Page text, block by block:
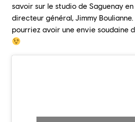
savoir sur le studio de Saguenay
directeur général, Jimmy
pourriez avoir une envie soudaine